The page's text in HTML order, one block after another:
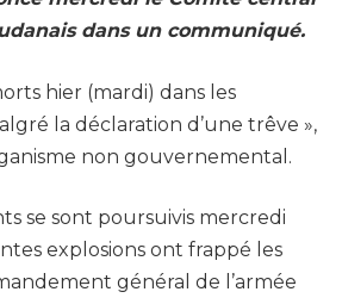
dans un communiqué.
hier (mardi) dans les
la déclaration d’une trêve »,
non gouvernemental.
se sont poursuivis mercredi
explosions ont frappé les
général de l’armée